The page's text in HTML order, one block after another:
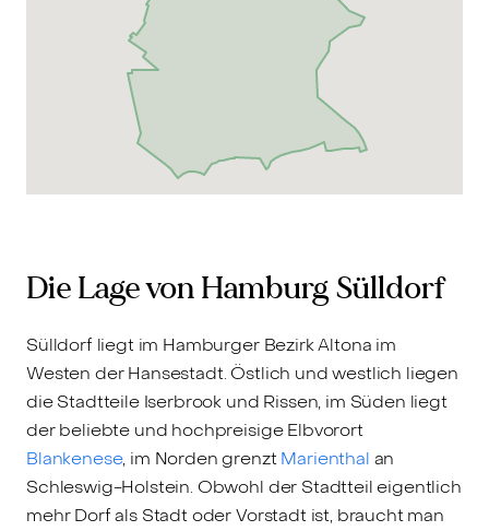
Die Lage von Hamburg Sülldorf
Sülldorf liegt im Hamburger Bezirk Altona im
Westen der Hansestadt. Östlich und westlich liegen
die Stadtteile Iserbrook und Rissen, im Süden liegt
der beliebte und hochpreisige Elbvorort
Blankenese, im Norden grenztMarienthal an
Schleswig-Holstein. Obwohl der Stadtteil eigentlich
mehr Dorf als Stadt oder Vorstadt ist, braucht man